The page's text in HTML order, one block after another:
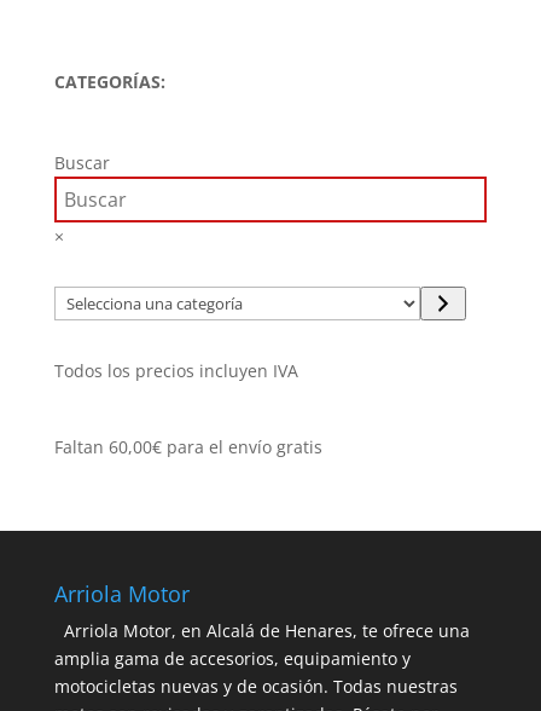
era:
CATEGORÍAS:
Buscar
×
Selecciona
una
Todos los precios incluyen IVA
Faltan 60,00€para el envío gratis
Arriola Motor
Arriola Motor, en Alcalá de Henares, te ofrece una
amplia gama de accesorios, equipamiento y
motocicletas nuevas y de ocasión. Todas nuestras